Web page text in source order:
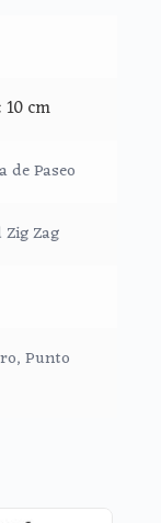
de la funda.
10 cm
de Paseo
Zag
Punto